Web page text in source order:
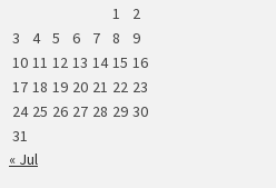
1
2
3
4 5 6 7 8
9
10 11 12 13 14 15 16
17 18 19 20 21 22 23
24 25 26 27 28 29 30
31
« Jul